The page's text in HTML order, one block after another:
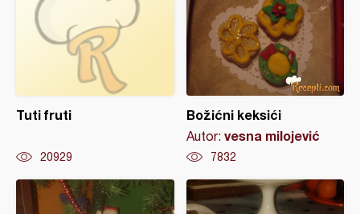
Tuti fruti
20929
Božićni keksići
Autor: vesna milojević
7832